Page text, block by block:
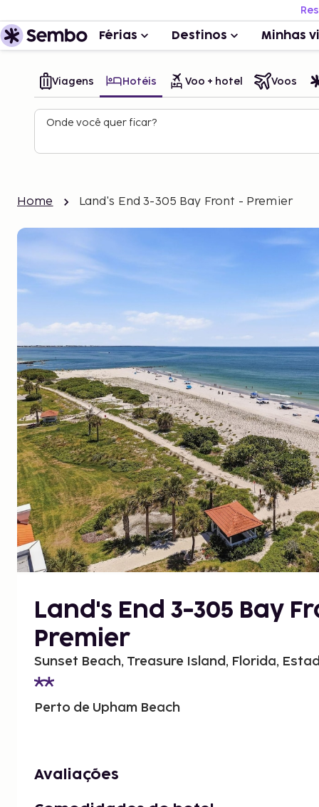
Férias Destinos Minhas
Viagens Hotéis Voo + hotel Voos
Onde você quer ficar?
Home Land's End 3-305 Bay Front - Premier
Land's End 3-305 Bay
Premier
Sunset Beach, Treasure Island, Florida,
Perto de Upham Beach
Avaliações